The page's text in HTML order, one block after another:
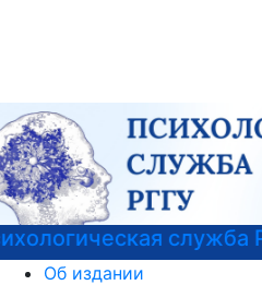
Курсы немецкого языка
Об издании